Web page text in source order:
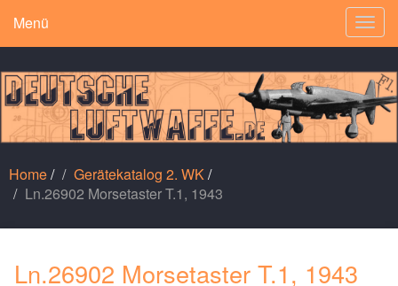
Menü
Home/ Gerätekatalog 2. WK/
Ln.26902 Morsetaster T.1, 1943
Ln.26902 Morsetaster T.1, 1943